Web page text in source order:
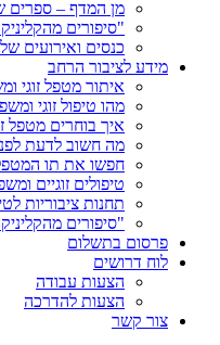
מן המדף – ספרים
"סיפורים
כנסים ואירועים
מידע לציבור הרחב
איתור מטפל זוגי
מהו טיפול זוגי
איך בוחרים מטפל
מה חשוב לדעת לפני
חפשו את תו
טיפולים זוגיים
תחנות ציבוריות
"סיפורים
פרסום בתשלום
לוח דרושים
הצעות עבודה
הצעות להדרכה
צור קשר